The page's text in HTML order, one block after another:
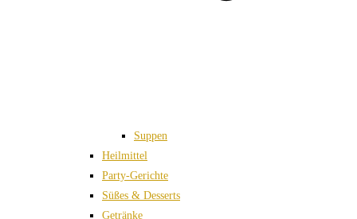
Suppen
Heilmittel
Party-Gerichte
Süßes & Desserts
Getränke